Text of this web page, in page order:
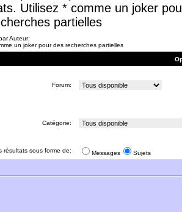
Utilisez * comme un joker
partielles
Auteur:
un joker pour des recherches partielles
Forum:
Catégorie:
résultats sous forme de: Messages Sujets